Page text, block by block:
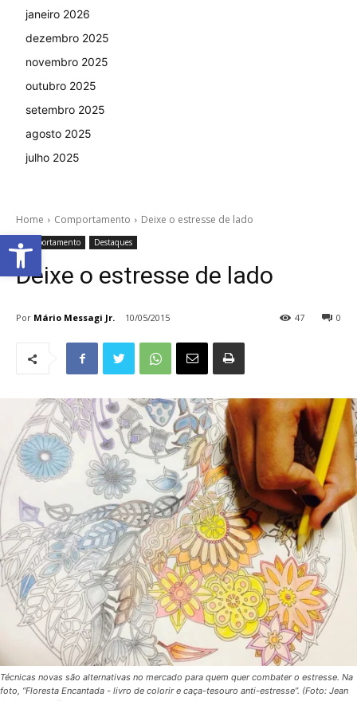
janeiro 2026
dezembro 2025
novembro 2025
outubro 2025
setembro 2025
agosto 2025
julho 2025